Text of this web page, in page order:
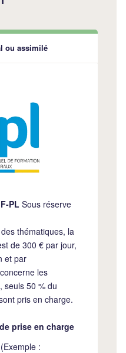
ou assimilé
PL Sous réserve
thématiques, la
de 300 € par jour,
et par
les
seuls 50 % du
pris en charge.
prise en charge
: